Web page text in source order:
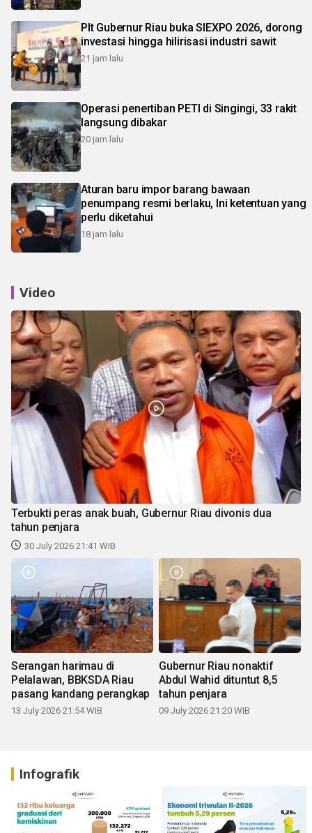
Plt Gubernur Riau buka SIEXPO 2026, dorong
investasi hingga hilirisasi industri sawit
21 jam lalu
Operasi penertiban PETI di Singingi, 33 rakit
langsung dibakar
20 jam lalu
Aturan baru impor barang bawaan
penumpang resmi berlaku, Ini ketentuan yang
perlu diketahui
18 jam lalu
Video
Terbukti peras anak buah, Gubernur Riau divonis dua
tahun penjara
30 July 2026 21:41 WIB
Serangan harimau di
Pelalawan, BBKSDA Riau
pasang kandang perangkap
13 July 2026 21:54 WIB
Gubernur Riau nonaktif
Abdul Wahid dituntut 8,5
tahun penjara
09 July 2026 21:20 WIB
Infografik